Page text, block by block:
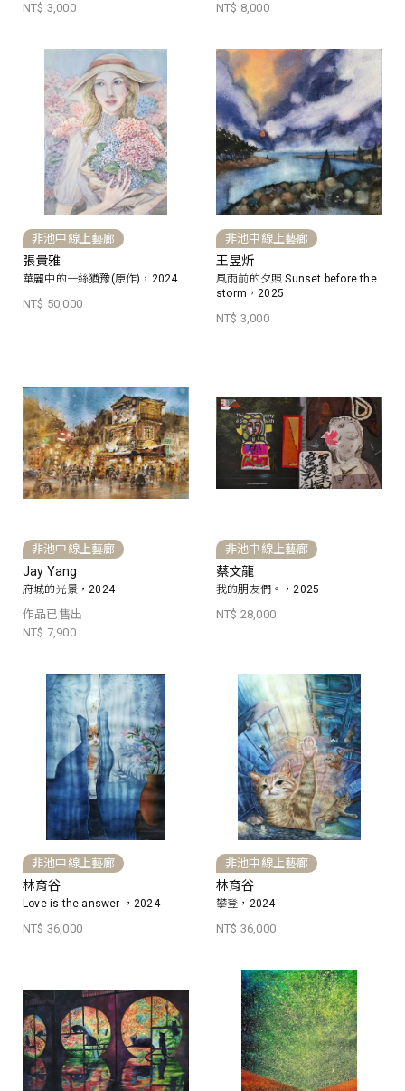
NT$ 3,000 NT$ 8,000
非池中線上藝廊
張貴雅
華麗中的一絲猶豫(原作)，2024
NT$ 50,000
非池中線上藝廊
王昱炘
風雨前的夕照 Sunset before the
storm，2025
NT$ 3,000
非池中線上藝廊
Jay Yang
府城的光景，2024
作品已售出
NT$ 7,900
非池中線上藝廊
蔡文龍
我的朋友們。，2025
NT$ 28,000
非池中線上藝廊
林育谷
Love is the answer ，2024
NT$ 36,000
非池中線上藝廊
林育谷
攀登，2024
NT$ 36,000